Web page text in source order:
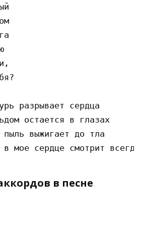
разрывает сердца
остается в глазах
пыль выжигает до тла
в песне